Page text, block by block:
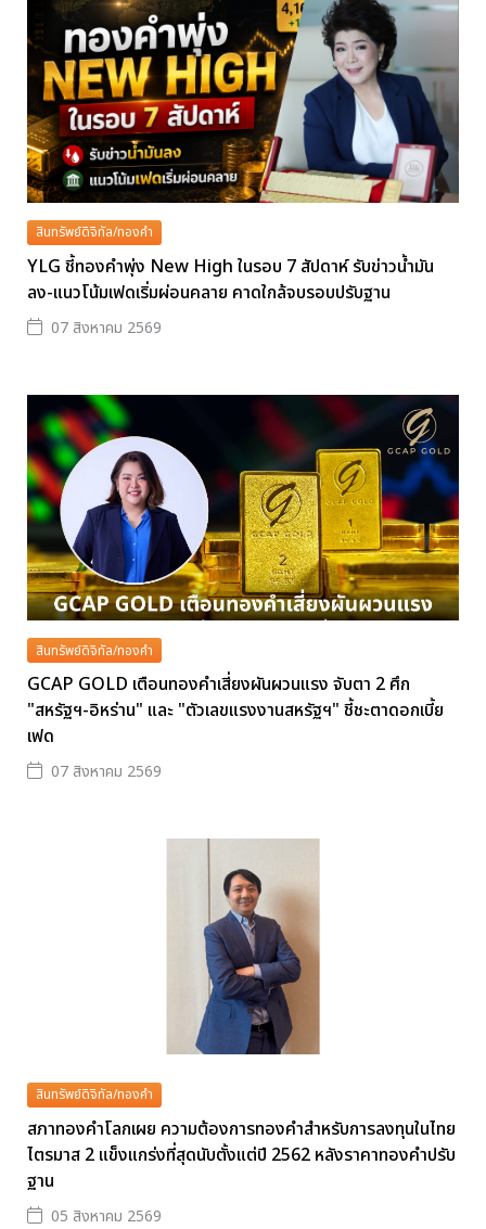
สินทรัพย์ดิจิทัล/ทองคำ
YLG ชี้ทองคำพุ่ง New High ในรอบ 7 สัปดาห์ รับข่าวน้ำมัน
ลง-แนวโน้มเฟดเริ่มผ่อนคลาย คาดใกล้จบรอบปรับฐาน
07 สิงหาคม 2569
สินทรัพย์ดิจิทัล/ทองคำ
GCAP GOLD เตือนทองคำเสี่ยงผันผวนแรง จับตา 2 ศึก
"สหรัฐฯ-อิหร่าน" และ "ตัวเลขแรงงานสหรัฐฯ" ชี้ชะตาดอกเบี้ย
เฟด
07 สิงหาคม 2569
สินทรัพย์ดิจิทัล/ทองคำ
สภาทองคำโลกเผย ความต้องการทองคำสำหรับการลงทุนในไทย
ไตรมาส 2 แข็งแกร่งที่สุดนับตั้งแต่ปี 2562 หลังราคาทองคำปรับ
ฐาน
05 สิงหาคม 2569